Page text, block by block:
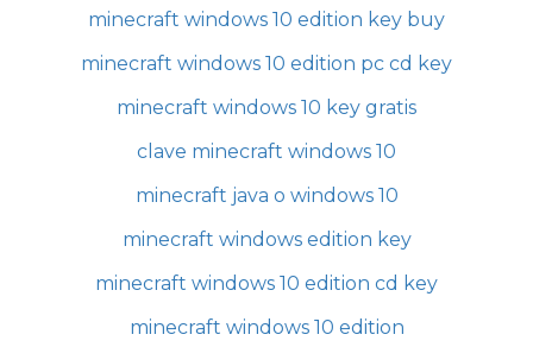
minecraft windows 10 edition key buy
minecraft windows 10 edition pc cd key
minecraft windows 10 key gratis
clave minecraft windows 10
minecraft java o windows 10
minecraft windows edition key
minecraft windows 10 edition cd key
minecraft windows 10 edition